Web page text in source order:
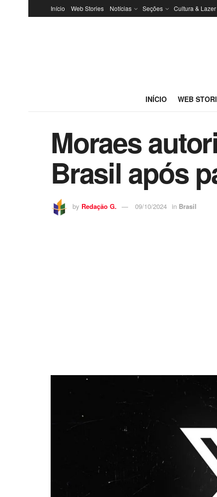
Início Web Stories Notícias Seções Cultura & Lazer
INÍCIO WEB
Moraes
Brasil após
by Redação G. 09/10/2024 in Brasil